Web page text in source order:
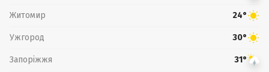
Житомир 24°
Ужгород 30°
Запоріжжя 31°